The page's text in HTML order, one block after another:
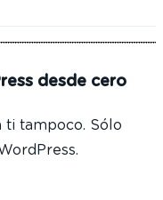
desde cero
ti tampoco. Sólo